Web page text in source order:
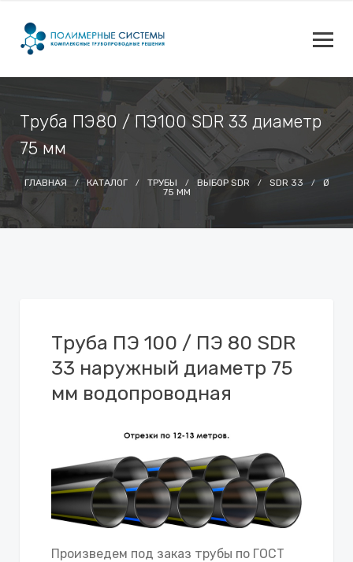
Труба ПЭ80 / ПЭ100 SDR 33 диаметр
75 мм
ГЛАВНАЯ КАТАЛОГ ТРУБЫ ВЫБОР SDR SDR 33
Ø
75 ММ
Труба ПЭ 100 / ПЭ 80 SDR
33 наружный диаметр 75
мм водопроводная
Произведем под заказ трубы по ГОСТ